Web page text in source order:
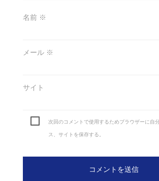
名前 ※
メール ※
サイト
次回のコメントで使用するためブラウザーに自
ス、サイトを保存する。